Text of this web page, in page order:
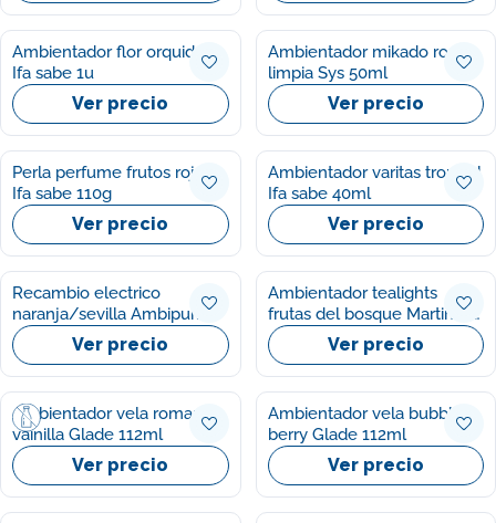
Ambientador flor orquidea
Ifa sabe 1u
Ver precio
Ambientador mikado ropa
limpia Sys 50ml
Ver precio
Perla perfume frutos rojos
Ifa sabe 110g
Ver precio
Ambientador varitas tropical
Ifa sabe 40ml
Ver precio
Recambio electrico
naranja/sevilla Ambipur
7.5ml
Ver precio
Ambientador tealights
frutas del bosque Martinez
morales 18uVer precio
Ambientador vela romantic
vainilla Glade 112ml
Ver precio
Ambientador vela bubbly
berry Glade 112ml
Ver precio